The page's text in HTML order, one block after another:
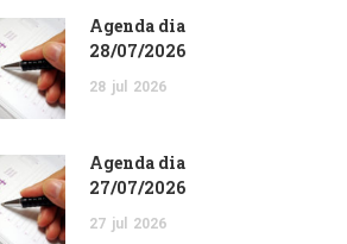
Agenda dia
28/07/2026
28 jul 2026
Agenda dia
27/07/2026
27 jul 2026